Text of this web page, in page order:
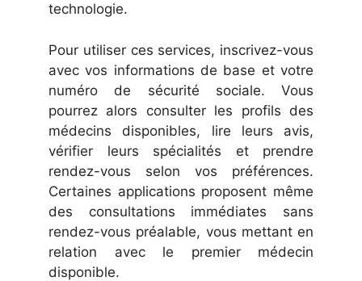
technologie.
Pour utiliser ces services, inscrivez-vous
avec vos informations de base et votre
numéro de sécurité sociale. Vous
pourrez alors consulter les profils des
médecins disponibles, lire leurs avis,
vérifier leurs spécialités et prendre
rendez-vous selon vos préférences.
Certaines applications proposent même
des consultations immédiates sans
rendez-vous préalable, vous mettant en
relation avec le premier médecin
disponible.